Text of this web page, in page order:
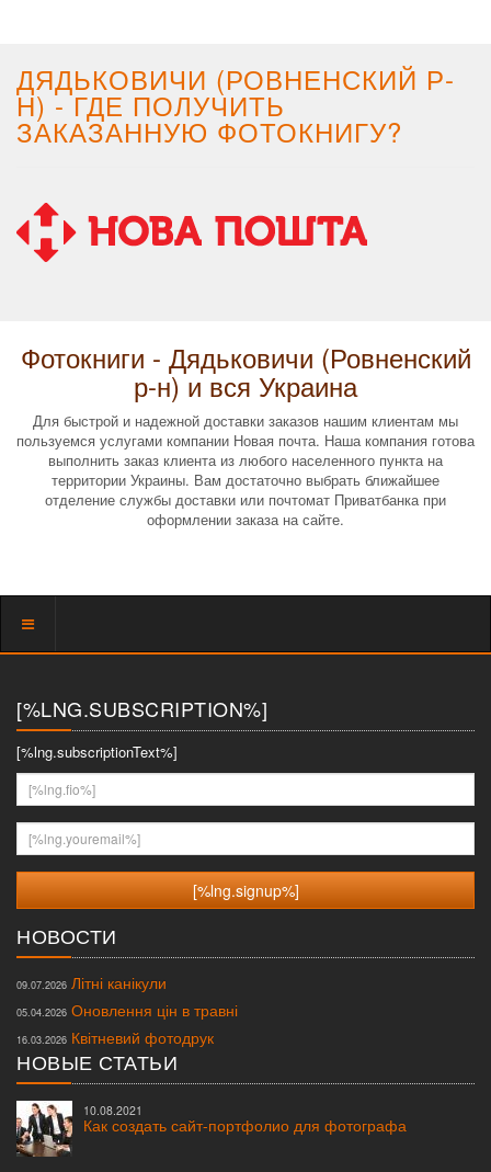
ДЯДЬКОВИЧИ (РОВНЕНСКИЙ Р-
Н) - ГДЕ ПОЛУЧИТЬ
ЗАКАЗАННУЮ ФОТОКНИГУ?
Фотокниги - Дядьковичи (Ровненский
р-н) и вся Украина
Для быстрой и надежной доставки заказов нашим клиентам мы
пользуемся услугами компании Новая почта. Наша компания готова
выполнить заказ клиента из любого населенного пункта на
территории Украины. Вам достаточно выбрать ближайшее
отделение службы доставки или почтомат Приватбанка при
оформлении заказа на сайте.
Показать
[%LNG.SUBSCRIPTION%]
[%lng.subscriptionText%]
[%lng.fio%]
[%lng.youremail%]
НОВОСТИ
09.07.2026 Літні канікули
05.04.2026 Оновлення цін в травні
16.03.2026 Квітневий фотодрук
НОВЫЕ СТАТЬИ
10.08.2021
Как создать сайт-портфолио для фотографа